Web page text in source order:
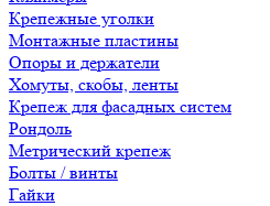
Крепежные уголки
Монтажные пластины
Опоры и держатели
Хомуты, скобы, ленты
Крепеж для фасадных систем
Рондоль
Метрический крепеж
Болты / винты
Гайки